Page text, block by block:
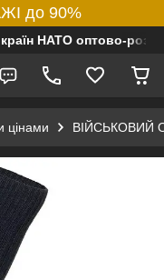
до 90%
НАТО оптово-
цінами ВІЙСЬКОВИЙ